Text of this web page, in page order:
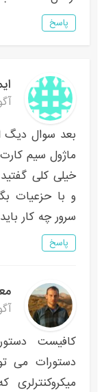
پاسخ
آگوست
بعد سوال دیگ
ماژول سیم
خیلی کلی
و با حزعیات
سرور چه کار
پاسخ
آگوست
کافیست
دستورات می